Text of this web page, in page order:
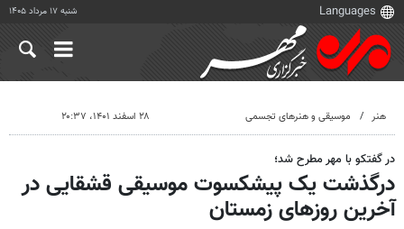
شنبه ۱۷ مرداد ۱۴۰۵
هنر موسیقی و هنرهای تجسمی ۲۸ اسفند ۱۴۰۱، ۲۰:۳۷
در گفتکو با مهر مطرح شد؛
درگذشت یک پیشکسوت موسیقی قشقایی در
آخرین روزهای زمستان